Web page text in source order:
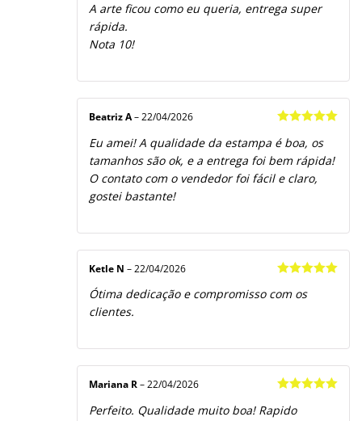
A arte ficou como eu queria, entrega super
rápida.
Nota 10!
de 5
Beatriz A– 22/04/2026
Eu amei! A qualidade da estampa é boa, os
tamanhos são ok, e a entrega foi bem rápida!
O contato com o vendedor foi fácil e claro,
gostei bastante!
de 5
Ketle N – 22/04/2026
Ótima dedicação e compromisso com os
clientes.
de 5
Mariana R – 22/04/2026
Perfeito. Qualidade muito boa! Rapido